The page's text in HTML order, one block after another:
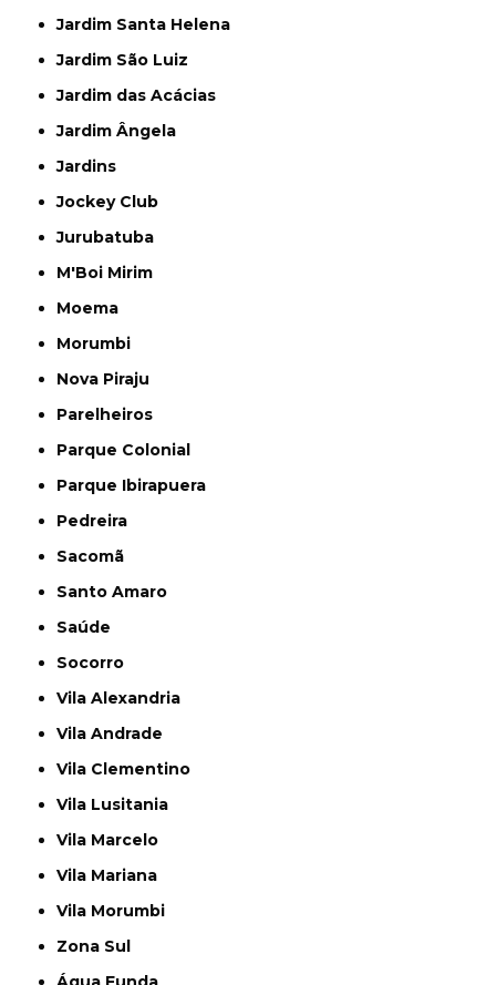
Jardim Santa Helena
Jardim São Luiz
Jardim das Acácias
Jardim Ângela
Jardins
Jockey Club
Jurubatuba
M'Boi Mirim
Moema
Morumbi
Nova Piraju
Parelheiros
Parque Colonial
Parque Ibirapuera
Pedreira
Sacomã
Santo Amaro
Saúde
Socorro
Vila Alexandria
Vila Andrade
Vila Clementino
Vila Lusitania
Vila Marcelo
Vila Mariana
Vila Morumbi
Zona Sul